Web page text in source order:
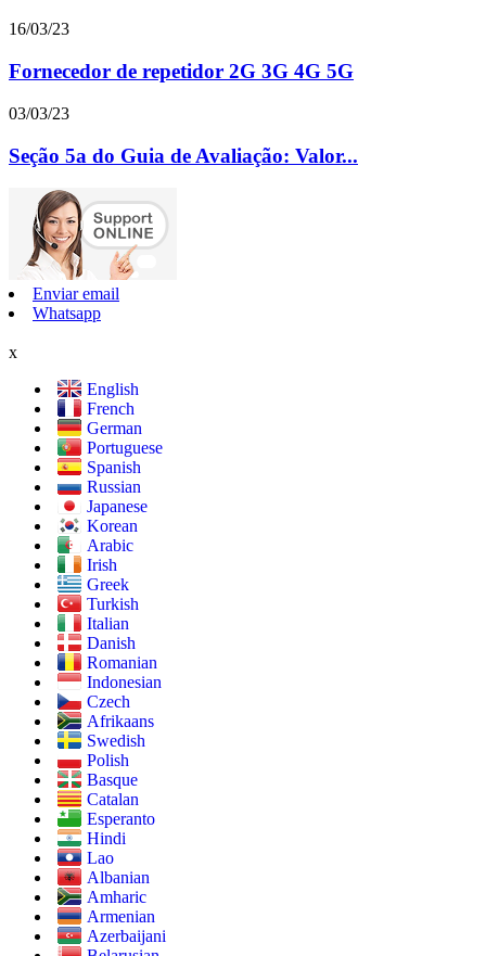
16/03/23
Fornecedor de repetidor 2G 3G 4G 5G
03/03/23
Seção 5a do Guia de Avaliação: Valor...
Enviar email
Whatsapp
x
English
French
German
Portuguese
Spanish
Russian
Japanese
Korean
Arabic
Irish
Greek
Turkish
Italian
Danish
Romanian
Indonesian
Czech
Afrikaans
Swedish
Polish
Basque
Catalan
Esperanto
Hindi
Lao
Albanian
Amharic
Armenian
Azerbaijani